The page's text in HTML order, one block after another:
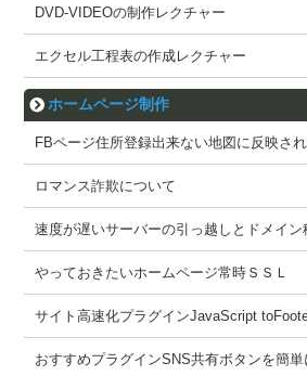
DVD-VIDEOの制作レクチャー
エクセル工程表の作成レクチャー
ホームページ制作
FBページ住所登録出来ない地図に反映さ
ロマンス詐欺について
速度が遅いサーバーの引っ越しとドメイン
やっておきたいホームページ常時ＳＳＬ
サイト高速化プラグインJavaScript
おすすめプラグインSNS共有ボタンを簡